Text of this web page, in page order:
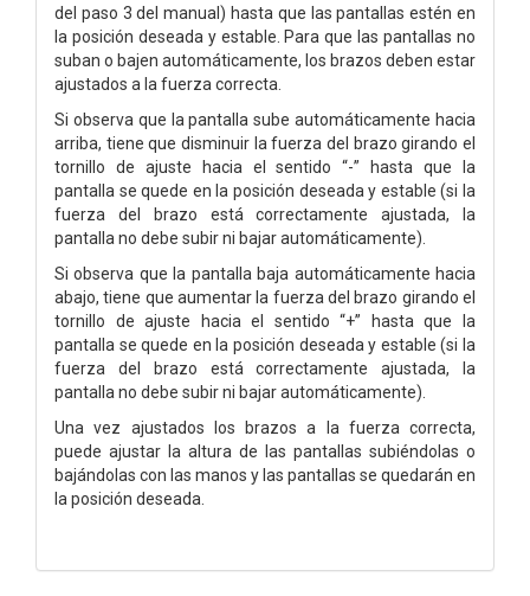
del paso 3 del manual) hasta que las pantallas estén en
la posición deseada y estable. Para que las pantallas no
suban o bajen automáticamente, los brazos deben estar
ajustados a la fuerza correcta.
Si observa que la pantalla sube automáticamente hacia
arriba, tiene que disminuir la fuerza del brazo girando el
tornillo de ajuste hacia el sentido “-” hasta que la
pantalla se quede en la posición deseada y estable (si la
fuerza del brazo está correctamente ajustada, la
pantalla no debe subir ni bajar automáticamente).
Si observa que la pantalla baja automáticamente hacia
abajo, tiene que aumentar la fuerza del brazo girando el
tornillo de ajuste hacia el sentido “+” hasta que la
pantalla se quede en la posición deseada y estable (si la
fuerza del brazo está correctamente ajustada, la
pantalla no debe subir ni bajar automáticamente).
Una vez ajustados los brazos a la fuerza correcta,
puede ajustar la altura de las pantallas subiéndolas o
bajándolas con las manos y las pantallas se quedarán en
la posición deseada.